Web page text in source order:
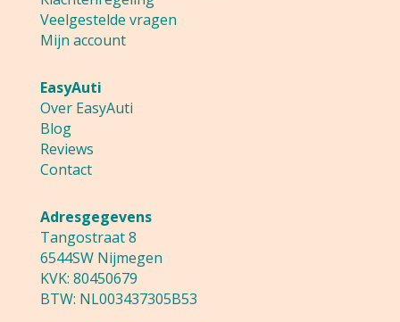
Veelgestelde vragen
Mijn account
EasyAuti
Over EasyAuti
Blog
Reviews
Contact
Adresgegevens
Tangostraat 8
6544SW Nijmegen
KVK: 80450679
BTW: NL003437305B53